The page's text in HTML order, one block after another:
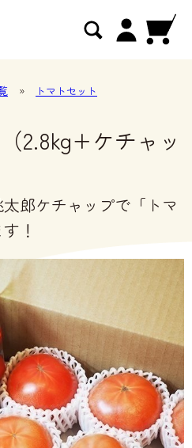
» トマトセット
2.8kg+ケチャッ
郎ケチャップで「トマ
！